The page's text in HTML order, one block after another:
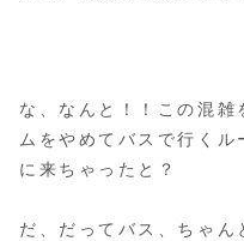
な、なんと！！この混雑
ムをやめてバスで行く
に来ちゃったと？
だ、だってバス、ちゃ